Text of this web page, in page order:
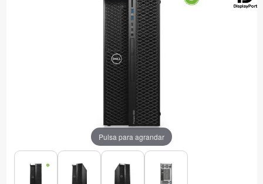
Pulsa para agrandar